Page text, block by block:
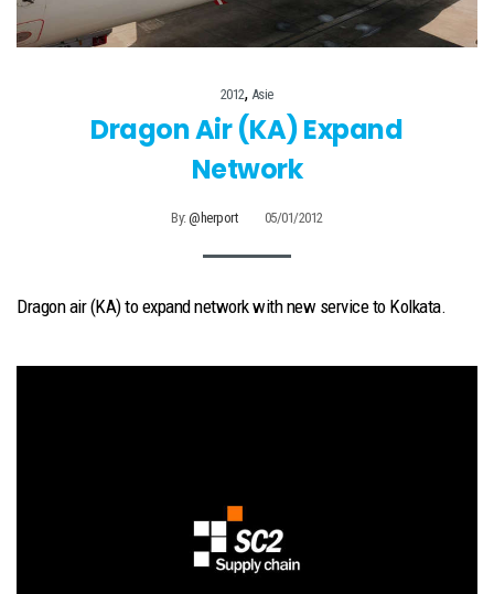
2012, Asie
Dragon Air (KA) Expand
Network
By:@herport 05/01/2012
Dragon air (KA) to expand network with new service to Kolkata.